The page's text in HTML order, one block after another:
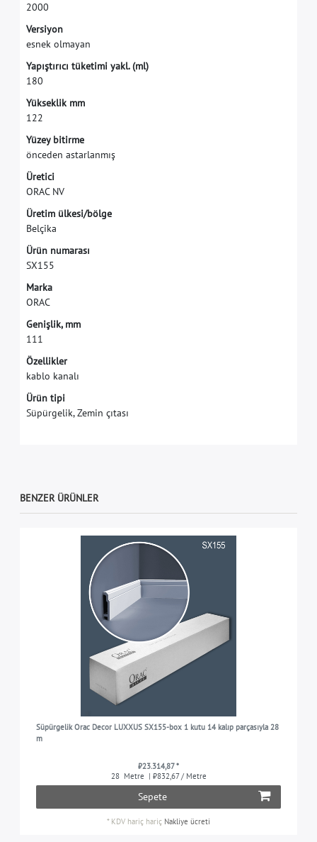
2000
Versiyon
esnek olmayan
Yapıştırıcı tüketimi yakl. (ml)
180
Yükseklik mm
122
Yüzey bitirme
önceden astarlanmış
Üretici
ORAC NV
Üretim ülkesi/bölge
Belçika
Ürün numarası
SX155
Marka
ORAC
Genişlik, mm
111
Özellikler
kablo kanalı
Ürün tipi
Süpürgelik, Zemin çıtası
BENZER ÜRÜNLER
Süpürgelik Orac Decor LUXXUS SX155-box 1 kutu 14 kalıp parçasıyla 28
m
₺23.314,87 *
28 Metre | ₺832,67 / Metre
Sepete
* KDV hariç hariç Nakliye ücreti